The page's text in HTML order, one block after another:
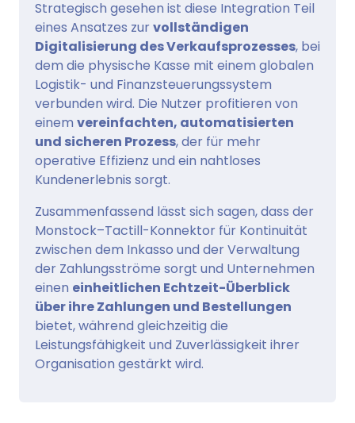
Strategisch gesehen ist diese Integration Teil
eines Ansatzes zurvollständigen
Digitalisierung des Verkaufsprozesses, bei
dem die physische Kasse mit einem globalen
Logistik- und Finanzsteuerungssystem
verbunden wird. Die Nutzer profitieren von
einem vereinfachten, automatisierten
und sicheren Prozess, der für mehr
operative Effizienz und ein nahtloses
Kundenerlebnis sorgt.
Zusammenfassend lässt sich sagen, dass der
Monstock–Tactill-Konnektor für Kontinuität
zwischen dem Inkasso und der Verwaltung
der Zahlungsströme sorgt und Unternehmen
einen einheitlichen Echtzeit-Überblick
über ihre Zahlungen und Bestellungen
bietet, während gleichzeitig die
Leistungsfähigkeit und Zuverlässigkeit ihrer
Organisation gestärkt wird.